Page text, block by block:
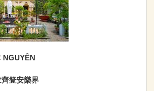
NGUYÊN
豋安樂界